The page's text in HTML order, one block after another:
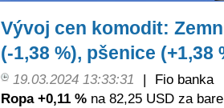
Vývoj cen komodit:
(-1,38 %), pšenice (+1,38
19.03.2024 13:33:31 |
Fio banka
Ropa +0,11 % na 82,25 USD za